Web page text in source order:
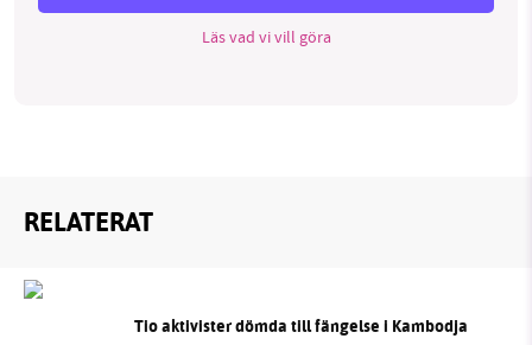
Läs vad vi vill göra
RELATERAT
Tio aktivister dömda till fängelse i Kambodja